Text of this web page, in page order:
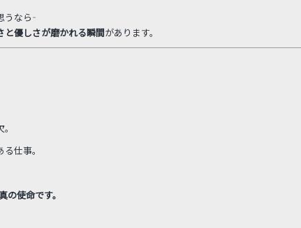
なら――
と優しさが磨かれる瞬間があります。
仕事。
使命です。